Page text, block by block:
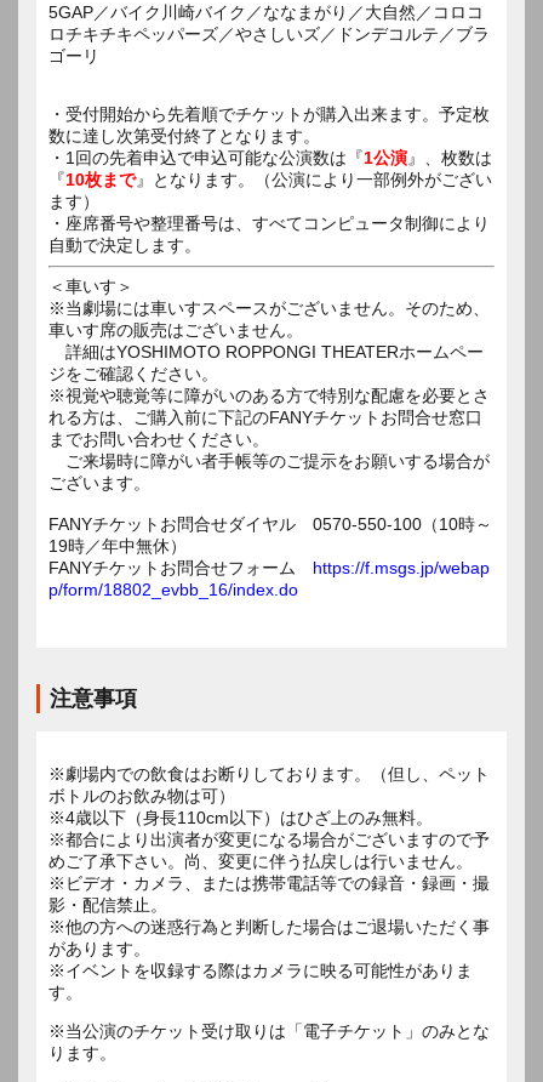
5GAP／バイク川崎バイク／ななまがり／大自然／コロコ
ロチキチキペッパーズ／やさしいズ／ドンデコルテ／ブラ
ゴーリ
・受付開始から先着順でチケットが購入出来ます。予定枚
数に達し次第受付終了となります。
・1回の先着申込で申込可能な公演数は『1公演』、枚数は
『10枚まで』となります。（公演により一部例外がござい
ます）
・座席番号や整理番号は、すべてコンピュータ制御により
自動で決定します。
＜車いす＞
※当劇場には車いすスペースがございません。そのため、
車いす席の販売はございません。
詳細はYOSHIMOTO ROPPONGI THEATERホームペー
ジをご確認ください。
※視覚や聴覚等に障がいのある方で特別な配慮を必要とさ
れる方は、ご購入前に下記のFANYチケットお問合せ窓口
までお問い合わせください。
ご来場時に障がい者手帳等のご提示をお願いする場合が
ございます。
FANYチケットお問合せダイヤル 0570-550-100（10時～
19時／年中無休）
FANYチケットお問合せフォーム https://f.msgs.jp/webap
p/form/18802_evbb_16/index.do
注意事項
※劇場内での飲食はお断りしております。（但し、ペット
ボトルのお飲み物は可）
※4歳以下（身長110cm以下）はひざ上のみ無料。
※都合により出演者が変更になる場合がございますので予
めご了承下さい。尚、変更に伴う払戻しは行いません。
※ビデオ・カメラ、または携帯電話等での録音・録画・撮
影・配信禁止。
※他の方への迷惑行為と判断した場合はご退場いただく事
があります。
※イベントを収録する際はカメラに映る可能性がありま
す。
※当公演のチケット受け取りは「電子チケット」のみとな
ります。